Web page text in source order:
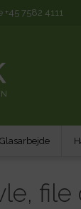
+45 7582 4111
Glasarbejde
file